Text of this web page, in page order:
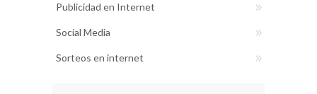
Publicidad en Internet
Social Media
Sorteos en internet